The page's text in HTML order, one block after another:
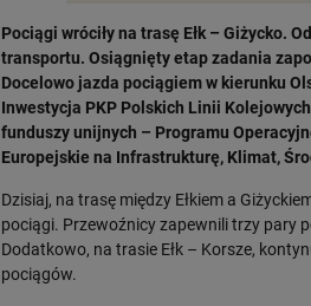
Pociągi wróciły na trasę Ełk – Giżycko.
transportu. Osiągnięty etap zadania
Docelowo jazda pociągiem w kierunku
Inwestycja PKP Polskich Linii
funduszy unijnych – Programu
Europejskie na Infrastrukturę, Klimat,
Dzisiaj, na trasę między Ełkiem a
pociągi. Przewoźnicy zapewnili trzy pary
Dodatkowo, na trasie Ełk – Korsze,
pociągów.